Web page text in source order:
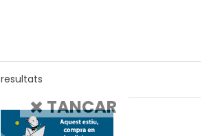
resultats
TANCAR